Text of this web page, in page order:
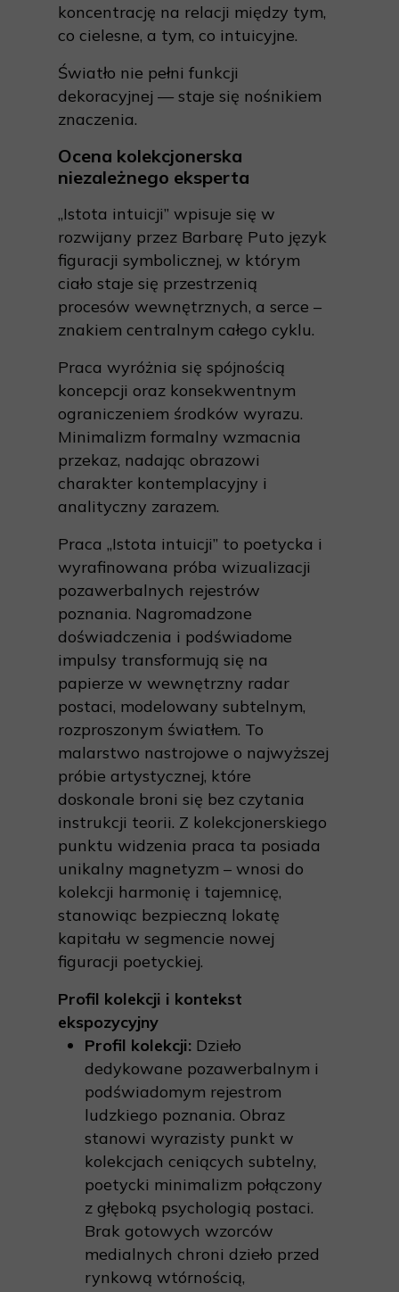
koncentrację na relacji między tym,
co cielesne, a tym, co intuicyjne.
Światło nie pełni funkcji
dekoracyjnej — staje się nośnikiem
znaczenia.
Ocena kolekcjonerska
niezależnego eksperta
„Istota intuicji” wpisuje się w
rozwijany przez Barbarę Puto język
figuracji symbolicznej, w którym
ciało staje się przestrzenią
procesów wewnętrznych, a serce –
znakiem centralnym całego cyklu.
Praca wyróżnia się spójnością
koncepcji oraz konsekwentnym
ograniczeniem środków wyrazu.
Minimalizm formalny wzmacnia
przekaz, nadając obrazowi
charakter kontemplacyjny i
analityczny zarazem.
Praca „Istota intuicji” to poetycka i
wyrafinowana próba wizualizacji
pozawerbalnych rejestrów
poznania. Nagromadzone
doświadczenia i podświadome
impulsy transformują się na
papierze w wewnętrzny radar
postaci, modelowany subtelnym,
rozproszonym światłem. To
malarstwo nastrojowe o najwyższej
próbie artystycznej, które
doskonale broni się bez czytania
instrukcji teorii. Z kolekcjonerskiego
punktu widzenia praca ta posiada
unikalny magnetyzm – wnosi do
kolekcji harmonię i tajemnicę,
stanowiąc bezpieczną lokatę
kapitału w segmencie nowej
figuracji poetyckiej.
Profil kolekcji i kontekst
ekspozycyjny
Profil kolekcji: Dzieło
dedykowane pozawerbalnym i
podświadomym rejestrom
ludzkiego poznania. Obraz
stanowi wyrazisty punkt w
kolekcjach ceniących subtelny,
poetycki minimalizm połączony
z głęboką psychologią postaci.
Brak gotowych wzorców
medialnych chroni dzieło przed
rynkową wtórnością,